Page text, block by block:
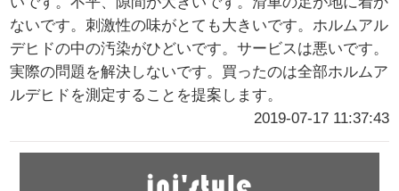
ないです。刺激性の味がとても大きいです。ホルムアル
デヒドの中の汚染がひどいです。サービスは悪いです。
実際の問題を解決しないです。買ったのは全部ホルムア
ルデヒドを測定することを提案します。
2019-07-17 11:37:43